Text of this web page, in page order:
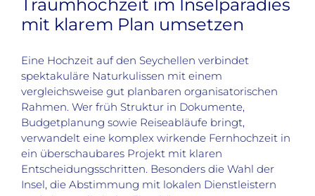
Traumhochzeit im Inselparadies
mit klarem Plan umsetzen
Eine Hochzeit auf den Seychellen verbindet
spektakuläre Naturkulissen mit einem
vergleichsweise gut planbaren organisatorischen
Rahmen. Wer früh Struktur in Dokumente,
Budgetplanung sowie Reiseabläufe bringt,
verwandelt eine komplex wirkende Fernhochzeit in
ein überschaubares Projekt mit klaren
Entscheidungsschritten. Besonders die Wahl der
Insel, die Abstimmung mit lokalen Dienstleistern